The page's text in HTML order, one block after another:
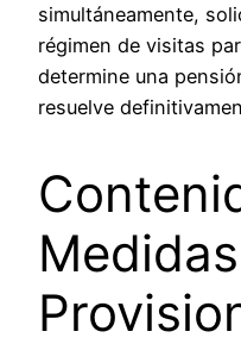
simultáneamente,
régimen de visitas
determine una
resuelve
Medidas